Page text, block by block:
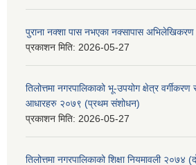
पुराना नक्शा पास नभएका नक्सापास अभिलेखिकरण
प्रकाशन मिति: 2026-05-27
तिलोत्तमा नगरपालिकाको भू-उपयोग क्षेत्र वर्गीकरण
आधारहरु २०७९ (प्रथम संशोधन)
प्रकाशन मिति: 2026-05-27
तिलोत्तमा नगरपालिकाको शिक्षा नियमावली